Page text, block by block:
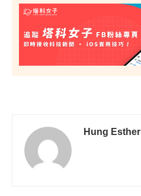
Hung Esther